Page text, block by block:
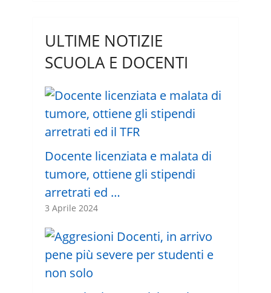
ULTIME NOTIZIE
SCUOLA E DOCENTI
Docente licenziata e malata di
tumore, ottiene gli stipendi
arretrati ed …
3 Aprile 2024